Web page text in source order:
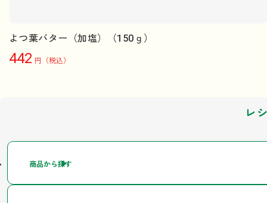
よつ葉バター（加塩）（150ｇ）
442 円（税込）
レ
商品から探す